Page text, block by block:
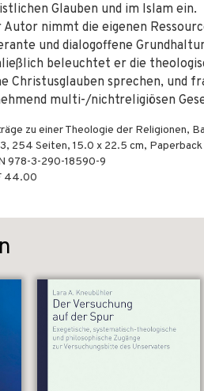
Glauben und im Islam ein.
Autor nimmt die eigenen
und dialogoffene
beleuchtet er die
Christusglauben sprechen, und
multi-/nichtreligiösen
zu einer Theologie der Religionen,
, 254 Seiten, 15.0 x 22.5 cm, Paperback
978-3-290-18590-9
44.00